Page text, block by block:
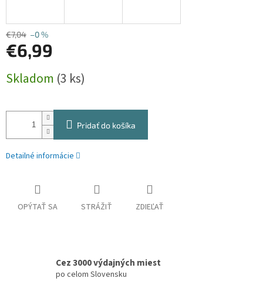
€7,04 –0 %
€6,99
cena:
Skladom (3 ks)
Pridať do košíka
Detailné informácie
OPÝTAŤ SA STRÁŽIŤ ZDIEĽAŤ
Cez 3000 výdajných miest
po celom Slovensku